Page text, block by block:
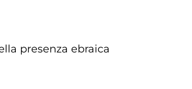
presenza ebraica